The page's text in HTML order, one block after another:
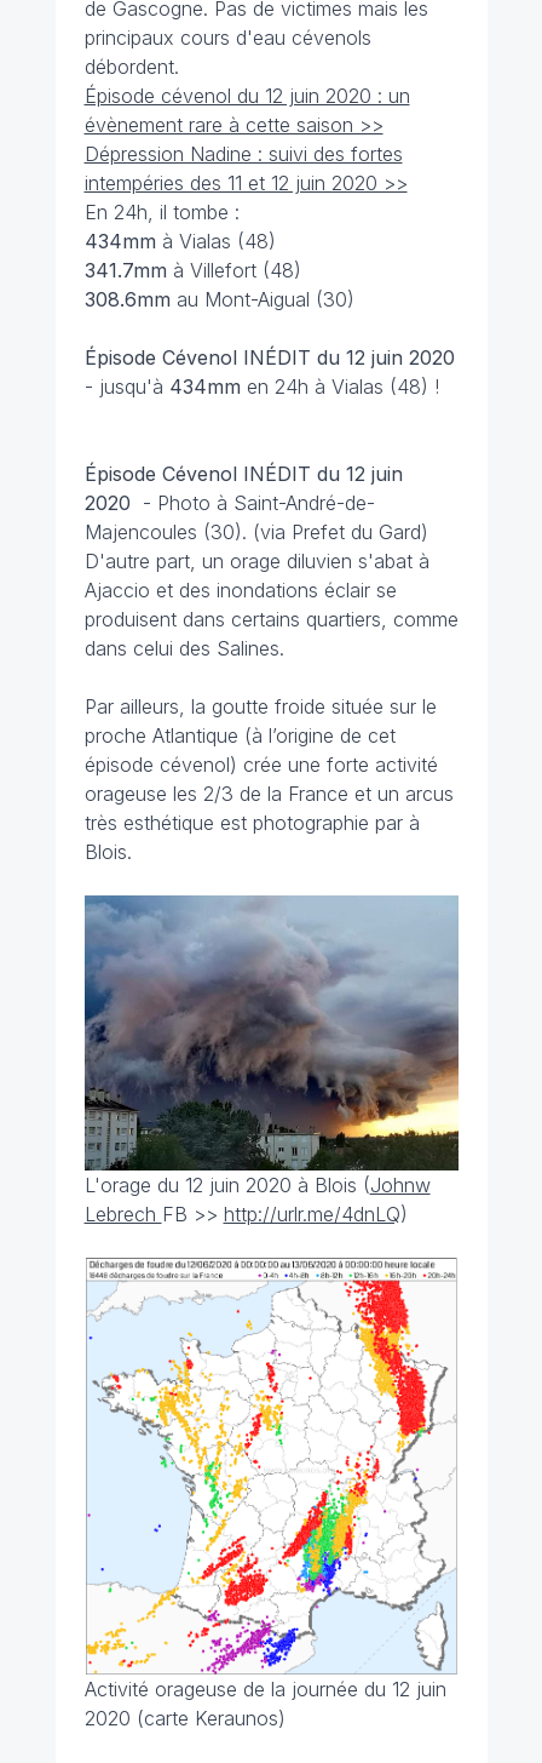
de Gascogne. Pas de victimes mais les
principaux cours d'eau cévenols
débordent.
Épisode cévenol du 12 juin 2020 : un
évènement rare à cette saison >>
Dépression Nadine : suivi des fortes
intempéries des 11 et 12 juin 2020 >>
En 24h, il tombe :
434mm à Vialas (48)
341.7mm à Villefort (48)
308.6mm au Mont-Aigual (30)
Épisode Cévenol INÉDIT du 12 juin 2020
- jusqu'à 434mm en 24h à Vialas (48) !
Épisode Cévenol INÉDIT du 12 juin
2020 - Photo à Saint-André-de-
Majencoules (30). (via Prefet du Gard)
D'autre part, un orage diluvien s'abat à
Ajaccio et des inondations éclair se
produisent dans certains quartiers, comme
dans celui des Salines.
Par ailleurs, la goutte froide située sur le
proche Atlantique (à l’origine de cet
épisode cévenol) crée une forte activité
orageuse les 2/3 de la France et un arcus
très esthétique est photographie par à
Blois.
L'orage du 12 juin 2020 à Blois (Johnw
Lebrech FB >> http://urlr.me/4dnLQ)
Activité orageuse de la journée du 12 juin
2020 (carte Keraunos)